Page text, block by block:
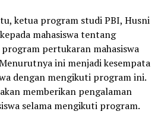
ketua program studi PBI, Husni
mahasiswa tentang
pertukaran mahasiswa
ini menjadi kesempata
dengan mengikuti program ini.
memberikan pengalaman
selama mengikuti program.